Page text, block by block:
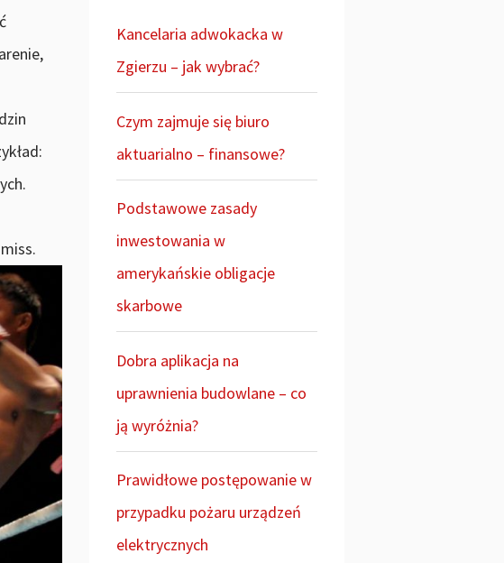
Kancelaria adwokacka w
Zgierzu – jak wybrać?
Czym zajmuje się biuro
aktuarialno – finansowe?
Podstawowe zasady
inwestowania w
amerykańskie obligacje
skarbowe
Dobra aplikacja na
uprawnienia budowlane – co
ją wyróżnia?
Prawidłowe postępowanie w
przypadku pożaru urządzeń
elektrycznych